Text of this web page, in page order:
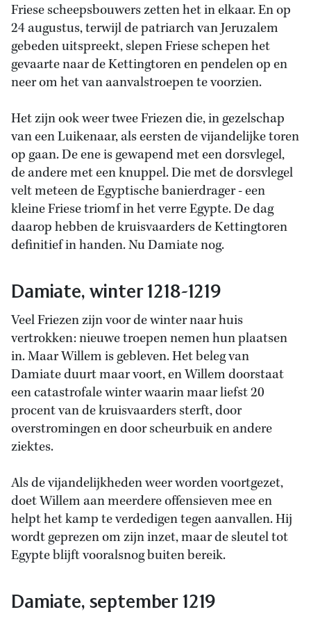
Friese scheepsbouwers zetten het in elkaar. En op
24 augustus, terwijl de patriarch van Jeruzalem
gebeden uitspreekt, slepen Friese schepen het
gevaarte naar de Kettingtoren en pendelen op en
neer om het van aanvalstroepen te voorzien.
Het zijn ook weer twee Friezen die, in gezelschap
van een Luikenaar, als eersten de vijandelijke toren
op gaan. De ene is gewapend met een dorsvlegel,
de andere met een knuppel. Die met de dorsvlegel
velt meteen de Egyptische banierdrager - een
kleine Friese triomf in het verre Egypte. De dag
daarop hebben de kruisvaarders de Kettingtoren
definitief in handen. Nu Damiate nog.
Damiate, winter 1218-1219
Veel Friezen zijn voor de winter naar huis
vertrokken: nieuwe troepen nemen hun plaatsen
in. Maar Willem is gebleven. Het beleg van
Damiate duurt maar voort, en Willem doorstaat
een catastrofale winter waarin maar liefst 20
procent van de kruisvaarders sterft, door
overstromingen en door scheurbuik en andere
ziektes.
Als de vijandelijkheden weer worden voortgezet,
doet Willem aan meerdere offensieven mee en
helpt het kamp te verdedigen tegen aanvallen. Hij
wordt geprezen om zijn inzet, maar de sleutel tot
Egypte blijft vooralsnog buiten bereik.
Damiate, september 1219